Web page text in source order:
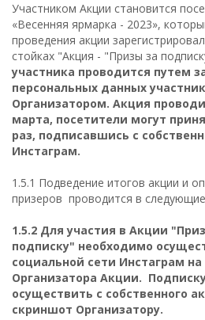
Участником Акции становится
«Весенняя ярмарка - 2023»,
проведения акции
стойках "Акция - "Призы за
участника проводится путем
персональных данных
Организатором. Акция
марта, посетители могут
раз, подписавшись с
Инстаграм.
1.5.1 Подведение итогов акции и
призеров проводится в
1.5.2 Для участия в Акции
подписку" необходимо
социальной сети Инстаграм
Организатора Акции.
осуществить с собственного
скриншот Организатору.